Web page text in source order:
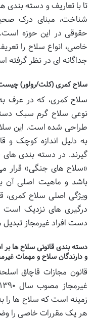
تا با تعاریف و دسته بندی
شناخت، مبنای درک
حقوقی در این حوزه است.
خاصی، انواع سلاح را
جداگانه ای در نظر گرفته
سلاح کمری (کلت/رولور)
سلاح کمری، که در عرف
نوعی سلاح گرم سبک
طراحی شده است. این
به دلیل اندازه کوچک و
گیرند. در دسته بندی های
«سلاح های جنگی» قرار
باشد و ماهیت اصلی آن
ویژگی اصلی سلاح کمری،
درگیری های نزدیک است
دست افراد غیرمجاز
دسته بندی قانونی سلاح ها
و دارندگان سلاح و مهمات
قانون مجازات قاچاق
زمینه است که سلاح ها را
هر یک مقررات خاصی را